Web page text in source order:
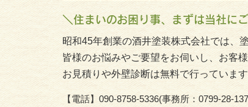
＼住まいのお困り事、まずは当社に
昭和45年創業の酒井塗装株式会社では、
皆様のお悩みやご要望をお伺いし、お客
お見積りや外壁診断は無料で行っていま
【電話】090-8758-5336(事務所：0799-28-